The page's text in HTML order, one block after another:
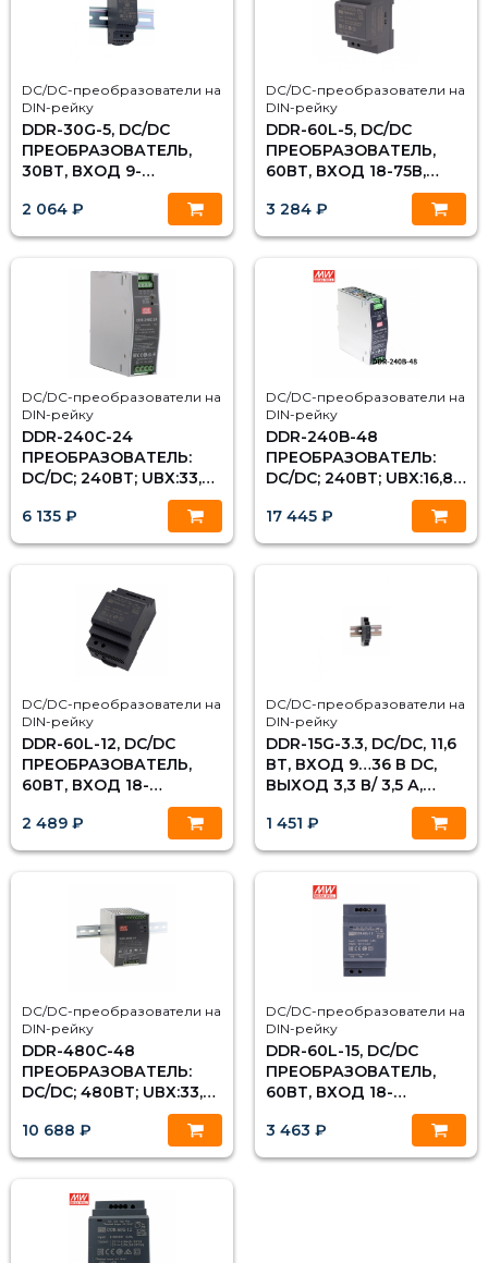
DC/DC-преобразователи на
DIN-рейку
DDR-30G-5, DC/DC
ПРЕОБРАЗОВАТЕЛЬ,
30ВТ, ВХОД 9-
36В,ВЫХОД 5В/6А MEAN
WELL
2 064 ₽
DC/DC-преобразователи на
DIN-рейку
DDR-60L-5, DC/DC
ПРЕОБРАЗОВАТЕЛЬ,
60ВТ, ВХОД 18-75В,
ВЫХОД 5В/6А MEAN
WELL
3 284 ₽
DC/DC-преобразователи на
DIN-рейку
DDR-240C-24
ПРЕОБРАЗОВАТЕЛЬ:
DC/DC; 240ВТ; UВХ:33,6-
67,2.В; UВЫХ:24ВDC;
IВЫХ:10А, MEAN WELL
6 135 ₽
DC/DC-преобразователи на
DIN-рейку
DDR-240B-48
ПРЕОБРАЗОВАТЕЛЬ:
DC/DC; 240ВТ; UВХ:16,8 -
33,6.В; UВЫХ:48ВDC;
IВЫХ:5А, MEAN WELL
17 445 ₽
DC/DC-преобразователи на
DIN-рейку
DDR-60L-12, DC/DC
ПРЕОБРАЗОВАТЕЛЬ,
60ВТ, ВХОД 18-
75В,ВЫХОД 12В/5А
MEAN WELL
2 489 ₽
DC/DC-преобразователи на
DIN-рейку
DDR-15G-3.3, DC/DC, 11,6
ВТ, ВХОД 9…36 В DC,
ВЫХОД 3,3 В/ 3,5 А,
1 451 ₽
DC/DC-преобразователи на
DIN-рейку
DDR-480C-48
ПРЕОБРАЗОВАТЕЛЬ:
DC/DC; 480ВТ; UВХ:33,6-
67,2В; UВЫХ:48ВDC;
IВЫХ:10А, MEAN WELL
10 688 ₽
DC/DC-преобразователи на
DIN-рейку
DDR-60L-15, DC/DC
ПРЕОБРАЗОВАТЕЛЬ,
60ВТ, ВХОД 18-
75В,ВЫХОД 15В/4А
MEAN WELL
3 463 ₽